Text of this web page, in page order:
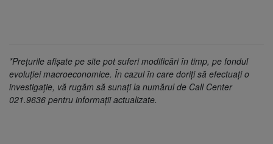
*Prețurile afișate pe site pot suferi modificări în timp, pe fondul
evoluției macroeconomice. În cazul în care doriți să efectuați o
investigație, vă rugăm să sunați la numărul de Call Center
021.9636 pentru informații actualizate.